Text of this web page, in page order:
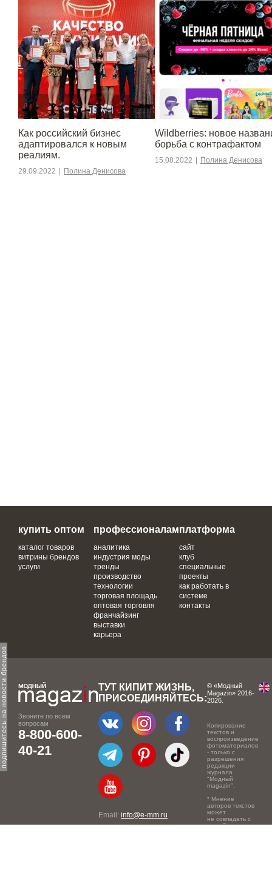
подпишитесь на новости брендов
​​Как российский бизнес
адаптировался к новым
реалиям.
29.09.2022 Полина Денисова
Wildberries: новое
борьба с контрафактом
15.08.2022 Полина Денисова
купить оптом
каталог товаров
витрины брендов
услуги
профессионалам
аналитика
индустрия моды
тренды
производство
технологии
торговая площадь
оптовая торговля
франчайзинг
выставки
карьера
платформа
сайт
клуб
специальные
проекты
как работать в
системе
контакты
Звоните по всем
вопросам
8-800-600-
40-21
ТУТ КИПИТ ЖИЗНЬ,
ПРИСОЕДИНЯЙТЕСЬ:
Email: info@e-mm.ru
© «Модный
Magazin» 2016-
2026.
Копирование
текстов и
воспроизведение
фотоматериалов
- только с
разрешения
редакции
журнала
"Модный
magazin".
* Мнение
авторов текстов
может
не совпадать с
точкой зрения